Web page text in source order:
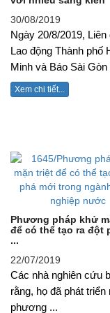
Cấp, Thoát
30/08/2019
Ngày 20/8/2019, Liên
Lao động Thành phố
Minh và Báo Sài Gòn
Xem chi tiết...
Phương pháp khử
để có thể tạo ra đột
...
22/07/2019
Các nhà nghiên cứu
rằng, họ đã phát triển
phương ...